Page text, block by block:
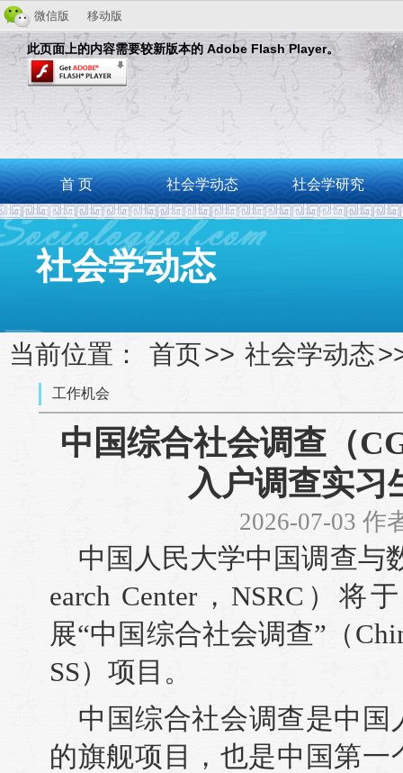
微信版 移动版
此页面上的内容需要较新版本的 Adobe Flash Player。
首 页 社会学动态 社会学研究
社会学动态
当前位置： 首页>> 社会学动态
工作机会
中国综合社会调查（
入户调查实习
2026-07-03 作
中国人民大学中国调查与
earch Center，NSRC）将
展“中国综合社会调查”（
SS）项目。
中国综合社会调查是中
的旗舰项目，也是中国第